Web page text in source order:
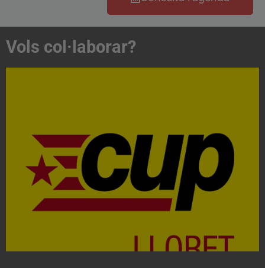
Vols col·laborar?
Contacta'ns i treballa per fer realitat el projecte de
l'esquerra independentista i anticapitalista
CONTACTA